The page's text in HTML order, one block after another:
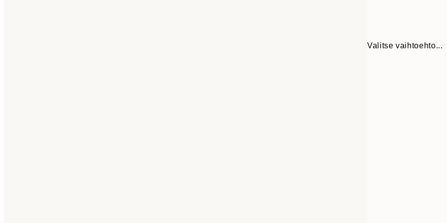
Valitse vaihtoehto...